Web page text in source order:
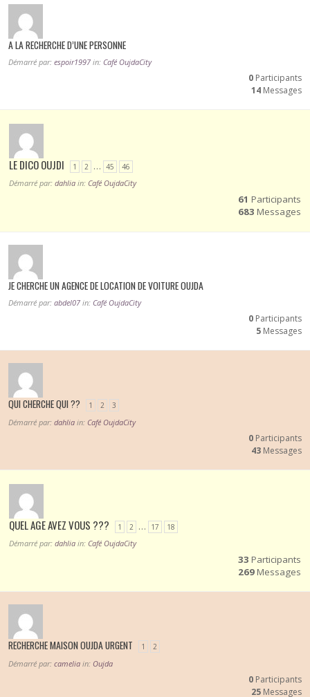
A LA RECHERCHE D’UNE PERSONNE
Démarré par: espoir1997 in: Café OujdaCity
0 Participants
14 Messages
LE DICO OUJDI 1 2 … 45 46
Démarré par:dahlia in: Café OujdaCity
61 Participants
683 Messages
JE CHERCHE UN AGENCE DE LOCATION DE VOITURE OUJDA
Démarré par: abdel07 in: Café OujdaCity
0 Participants
5 Messages
QUI CHERCHE QUI ?? 1 2 3
Démarré par: dahlia in: Café OujdaCity
0 Participants
43 Messages
QUEL AGE AVEZ VOUS ??? 1 2 … 17 18
Démarré par:dahlia in: Café OujdaCity
33 Participants
269Messages
RECHERCHE MAISON OUJDA URGENT 1 2
Démarré par: camelia in: Oujda
0 Participants
25 Messages